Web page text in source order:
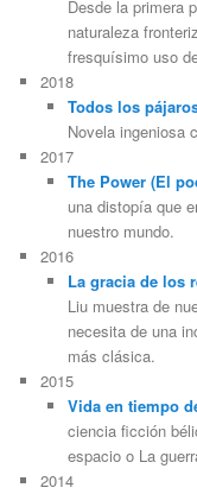
Desde la primera
naturaleza
fresquísimo uso
2018
Todos los
Novela ingeniosa
2017
The Power (El
una distopía que
nuestro mundo.
2016
La gracia de los
Liu muestra de
necesita de una
más clásica.
2015
Vida en tiempo
ciencia ficción
espacio o La
2014